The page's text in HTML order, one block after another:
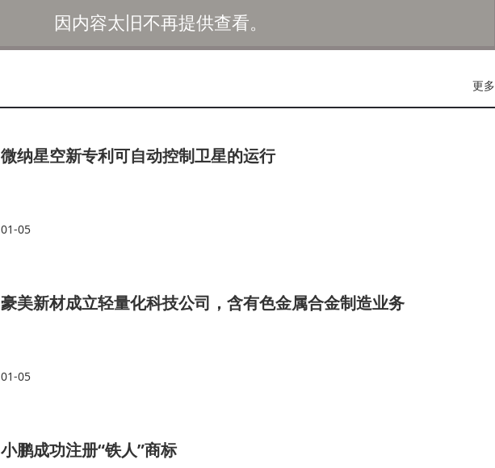
因内容太旧不再提供查看。
更多
微纳星空新专利可自动控制卫星的运行
01-05
豪美新材成立轻量化科技公司，含有色金属合金制造业务
01-05
小鹏成功注册“铁人”商标